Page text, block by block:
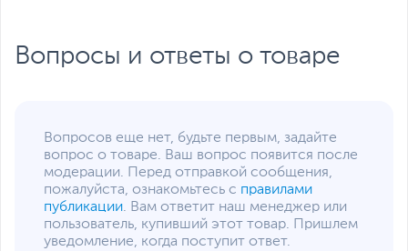
Вопросы и ответы о товаре
Вопросов еще нет, будьте первым, задайте
вопрос о товаре. Ваш вопрос появится после
модерации. Перед отправкой сообщения,
пожалуйста, ознакомьтесь с правилами
публикации. Вам ответит наш менеджер или
пользователь, купивший этот товар. Пришлем
уведомление, когда поступит ответ.